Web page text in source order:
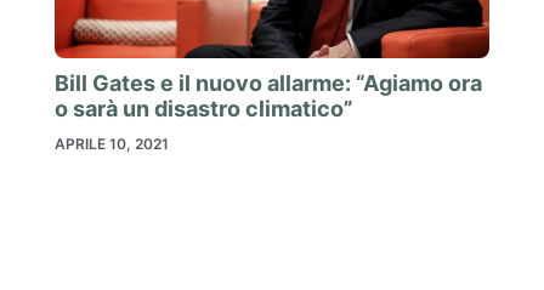
Bill Gates e il nuovo allarme: “Agiamo ora
o sarà un disastro climatico”
APRILE 10, 2021